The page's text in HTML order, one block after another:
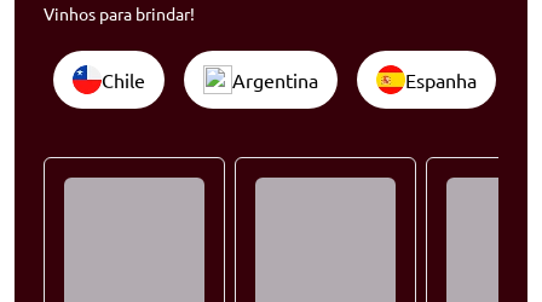
Vinhos para brindar!
Chile Argentina Espanha